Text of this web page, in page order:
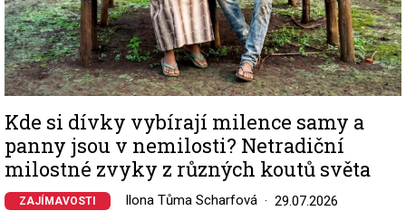
Kde si dívky vybírají milence samy a
panny jsou v nemilosti? Netradiční
milostné zvyky z různých koutů světa
ZAJÍMAVOSTI Ilona Tůma Scharfová 29.07.2026